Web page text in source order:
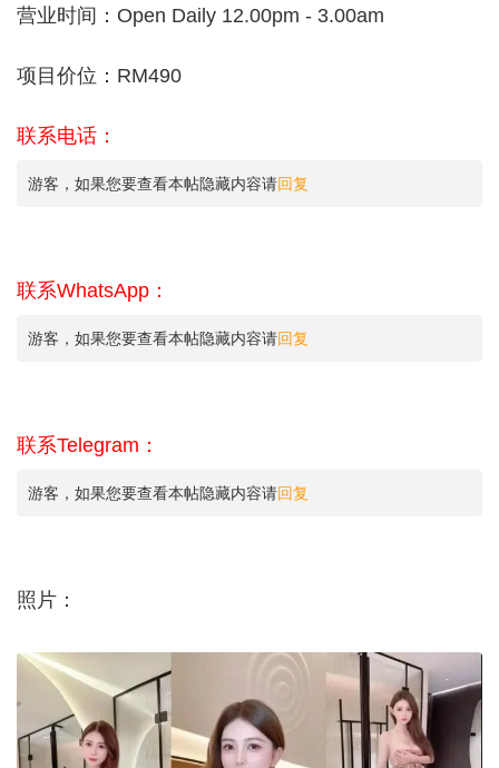
营业时间：Open Daily 12.00pm - 3.00am
项目价位：RM490
联系电话：
游客，如果您要查看本帖隐藏内容请回复
联系WhatsApp：
游客，如果您要查看本帖隐藏内容请回复
联系Telegram：
游客，如果您要查看本帖隐藏内容请回复
照片：